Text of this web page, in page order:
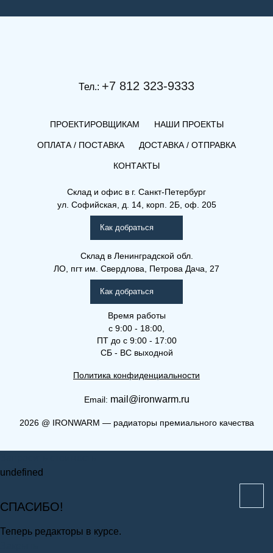
Решетки для внутрипольных
(Решетка) 18-200-2750
Решетки для внутрипольных
Тел.: +7 812 323-9333
ПРОЕКТИРОВЩИКАМ НАШИ ПРОЕКТЫ
ОПЛАТА / ПОСТАВКА ДОСТАВКА / ОТПРАВКА
КОНТАКТЫ
Склад и офис в г. Санкт-Петербург
ул. Софийская, д. 14, корп. 2Б, оф. 205
Как добраться
Склад в Ленинградской обл.
ЛО, пгт им. Свердлова, Петрова Дача, 27
Как добраться
Время работы
с 9:00 - 18:00,
ПТ до с 9:00 - 17:00
СБ - ВС выходной
Политика конфиденциальности
Email: mail@ironwarm.ru
2026@ IRONWARM — радиаторы премиального качества
undefined
СПАСИБО!
Теперь редакторы в курсе.